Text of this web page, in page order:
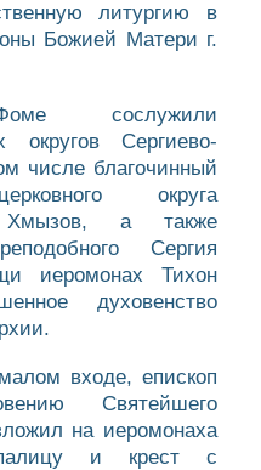
литургию в
Божией Матери г.
сослужили
округов Сергиево-
числе благочинный
округа
Хмызов, а также
Сергия
иеромонах Тихон
духовенство
входе, епископ
Святейшего
на иеромонаха
и крест с